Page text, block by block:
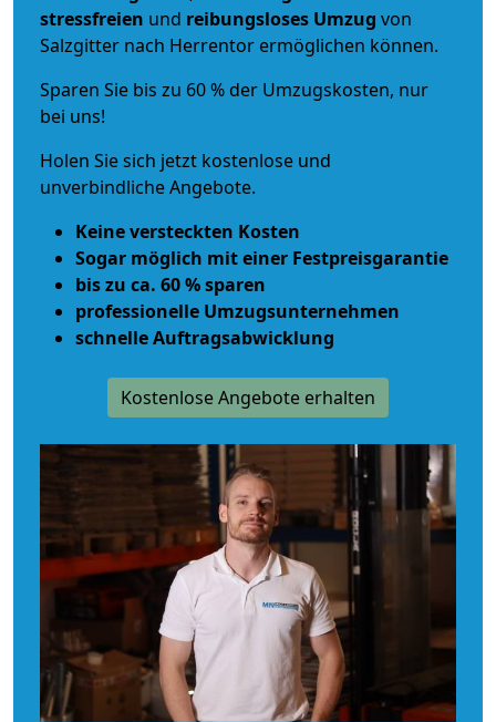
stressfreien und reibungsloses Umzug von
Salzgitter nach Herrentor ermöglichen können.
Sparen Sie bis zu 60 % der Umzugskosten, nur
bei uns!
Holen Sie sich jetzt kostenlose und
unverbindliche Angebote.
Keine versteckten Kosten
Sogar möglich mit einer Festpreisgarantie
bis zu ca. 60 % sparen
professionelle Umzugsunternehmen
schnelle Auftragsabwicklung
Kostenlose Angebote erhalten